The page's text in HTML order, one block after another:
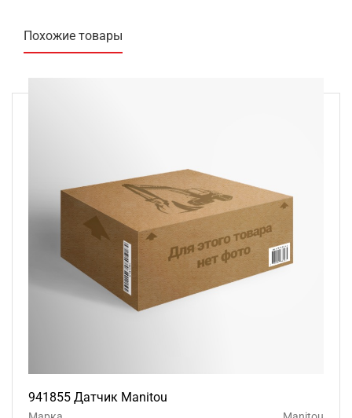
Похожие товары
941855 Датчик Manitou